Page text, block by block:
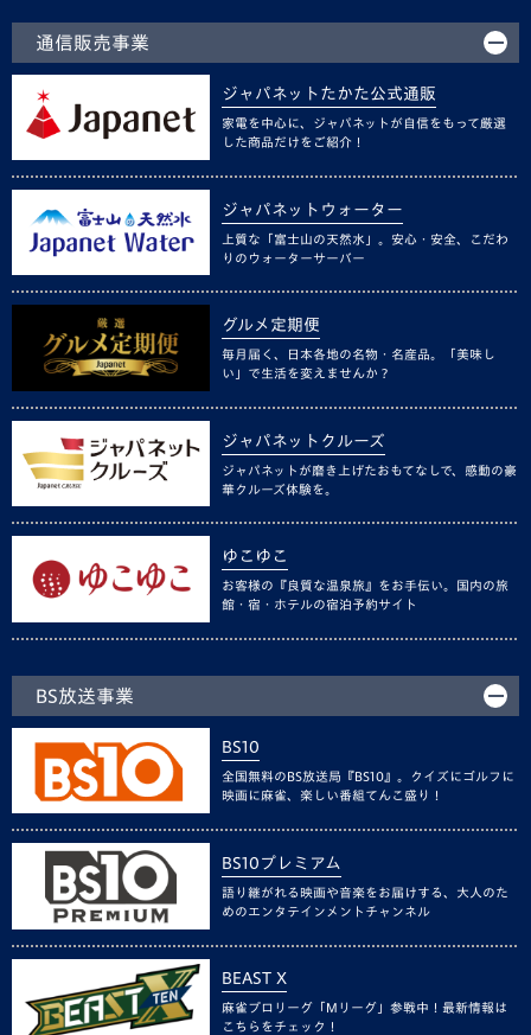
通信販売事業
ジャパネットたかた公式通販
家電を中心に、ジャパネットが自信をもって厳選
した商品だけをご紹介！
ジャパネットウォーター
上質な「富士山の天然水」。安心・安全、こだわ
りのウォーターサーバー
グルメ定期便
毎月届く、日本各地の名物・名産品。「美味し
い」で生活を変えませんか？
ジャパネットクルーズ
ジャパネットが磨き上げたおもてなしで、感動の豪
華クルーズ体験を。
ゆこゆこ
お客様の『良質な温泉旅』をお手伝い。国内の旅
館・宿・ホテルの宿泊予約サイト
BS放送事業
BS10
全国無料のBS放送局『BS10』。クイズにゴルフに
映画に麻雀、楽しい番組てんこ盛り！
BS10プレミアム
語り継がれる映画や音楽をお届けする、大人のた
めのエンタテインメントチャンネル
BEAST X
麻雀プロリーグ「Mリーグ」参戦中！最新情報は
こちらをチェック！